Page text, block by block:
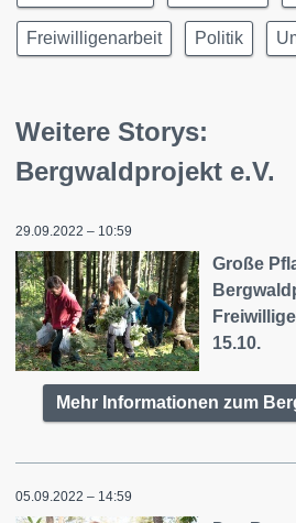
Freiwilligenarbeit Politik
Weitere Storys:
Bergwaldprojekt e.V.
29.09.2022 – 10:59
Große
15.10.
Mehr Informationen zum
05.09.2022 – 14:59